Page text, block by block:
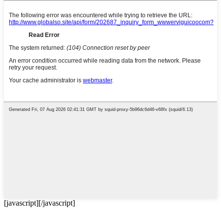
[javascript][/javascript]